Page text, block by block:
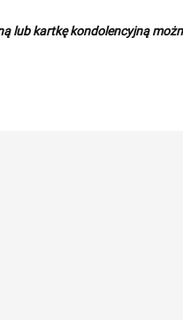
lub kartkę kondolencyjną